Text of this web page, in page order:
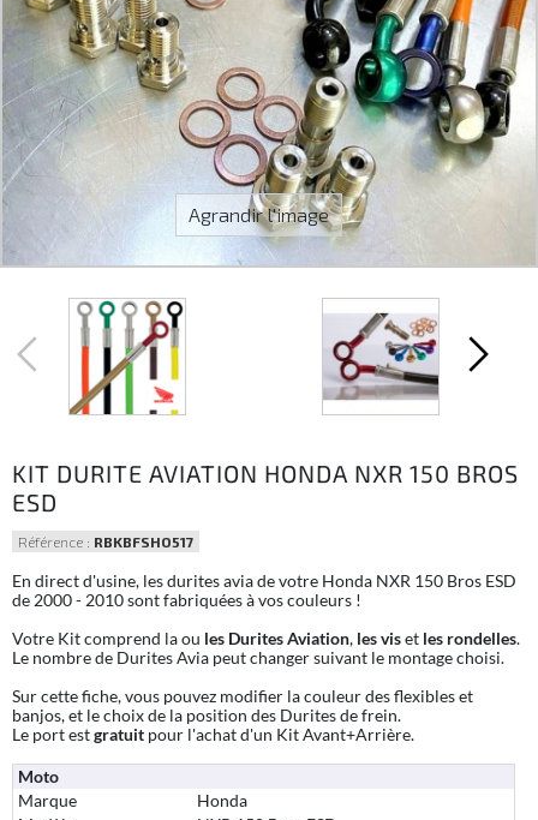
Agrandir l'image
KIT DURITE AVIATION HONDA NXR 150 BROS
ESD
Référence : RBKBFSHO517
En direct d'usine, les durites avia de votre Honda NXR 150 Bros ESD
de 2000 - 2010 sont fabriquées à vos couleurs !
Votre Kit comprend la ou les Durites Aviation, les viset les rondelles.
Le nombre de Durites Avia peut changer suivant le montage choisi.
Sur cette fiche, vous pouvez modifier la couleur des flexibles et
banjos, et le choix de la position des Durites de frein.
Le port estgratuit pour l'achat d'un Kit Avant+Arrière.
Moto
Marque
Honda